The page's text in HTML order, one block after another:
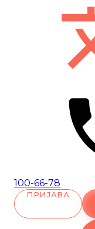
100-66-78
ПРИЈАВА